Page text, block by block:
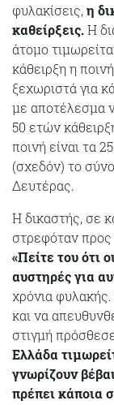
φυλακίσεις,η
καθείρξεις.Η
άτομο
κάθειρξη η
ξεχωριστά για
με αποτέλεσμα
50 ετών
ποινή είναι τα
(σχεδόν) το
Δευτέρας.
Η δικαστής, σε
στρεφόταν προς
«Πείτε του ότι
αυστηρές για
χρόνια
και να
στιγμή
Ελλάδα
γνωρίζουν
πρέπει κάποια